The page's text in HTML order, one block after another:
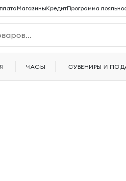
МагазиныКредитПрограмма
ЧАСЫ СУВЕНИРЫ И